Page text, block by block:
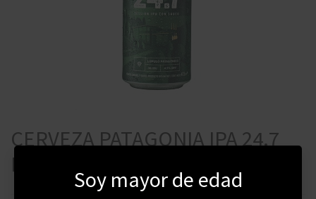
CERVEZA PATAGONIA IPA 24.7
LATA 473 ML
Soy mayor de edad